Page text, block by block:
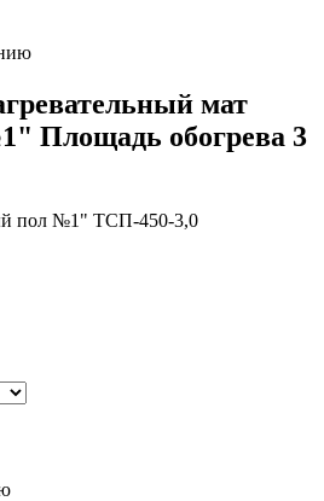
мат
Площадь обогрева 3
пол №1" ТСП-450-3,0